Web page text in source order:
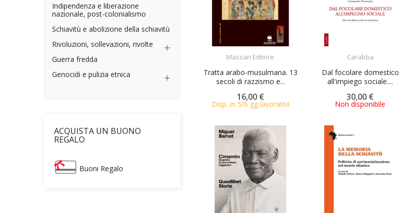
Indipendenza e liberazione
nazionale, post-colonialismo
Schiavitù e abolizione della schiavitù
Rivoluzioni, sollevazioni, rivolte

Guerra fredda
Genocidi e pulizia etnica

ACQUISTA UN BUONO
REGALO
Buoni Regalo
Massari Editore
Tratta arabo-musulmana. 13
secoli di razzismo e...
16,00 €
Disp. in 5/6 gg lavorativi
Carabba
Dal focolare domestico
all'impiego sociale....
30,00 €
Non disponibile